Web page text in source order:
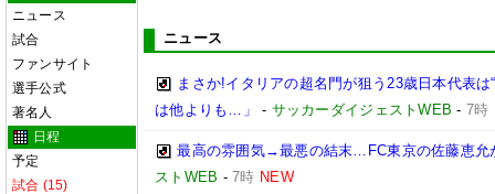
ニュース
試合
ファンサイト
選手公式
著名人
日程
予定
試合 (15)
ニュース
まさか!イタリアの超名門が狙う23歳日本代表
は他よりも…」
- サッカーダイジェストWEB - 7時
最高の雰囲気→最悪の結末…FC東京の佐藤恵允
ストWEB -7時 NEW